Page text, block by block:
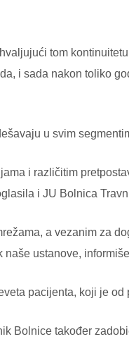
tom
i sada nakon toliko
u svim
i različitim
i JU Bolnica
a vezanim za
ustanove,
pacijenta, koji je
Bolnice također